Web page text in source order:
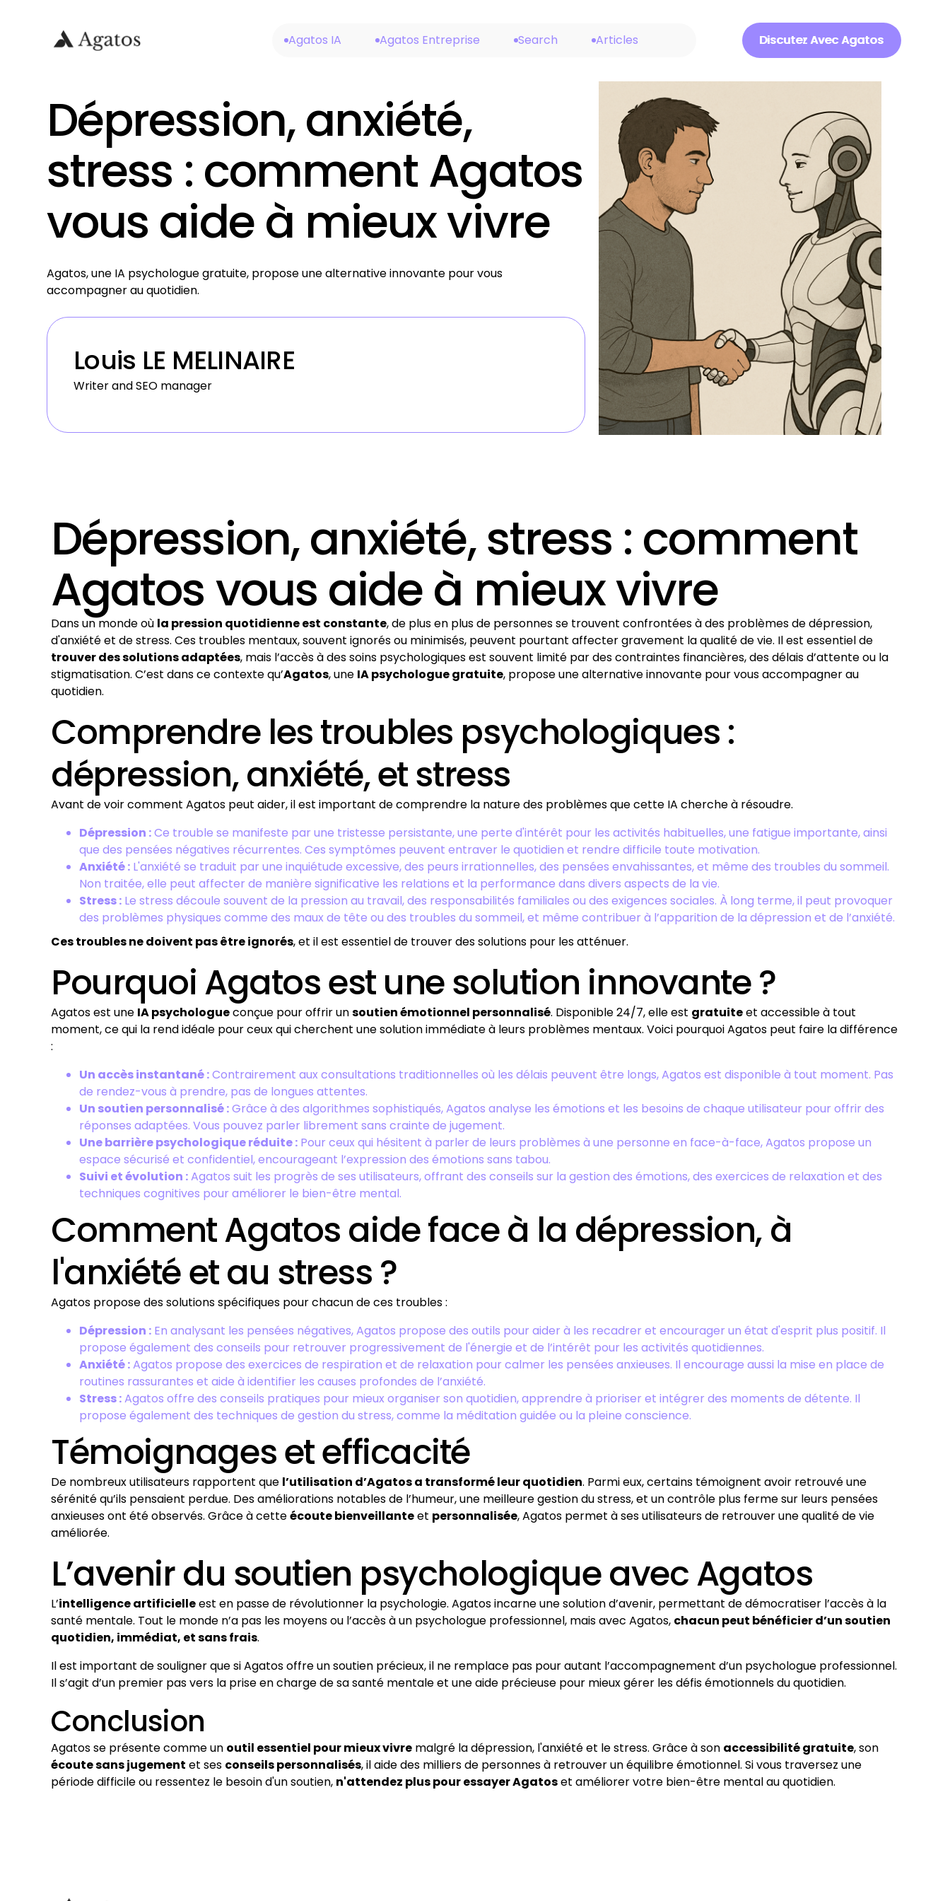
Agatos IA Agatos Entreprise Search Articles Discutez Avec Agatos
Discuter Avec Agatos
Dépression, anxiété,
stress : comment Agatos
vous aide à mieux vivre
Agatos, une IA psychologue gratuite, propose une alternative innovante pour vous
accompagner au quotidien.
Louis LE MELINAIRE
Writer and SEO manager
Dépression, anxiété, stress : comment
Agatos vous aide à mieux vivre
Dans un monde où la pression quotidienne est constante, de plus en plus de personnes se trouvent confrontées à des problèmes de dépression,
d'anxiété et de stress. Ces troubles mentaux, souvent ignorés ou minimisés, peuvent pourtant affecter gravement la qualité de vie. Il est essentiel de
trouver des solutions adaptées, mais l’accès à des soins psychologiques est souvent limité par des contraintes financières, des délais d’attente ou la
stigmatisation. C’est dans ce contexte qu’Agatos, une IA psychologue gratuite, propose une alternative innovante pour vous accompagner au
quotidien.
Comprendre les troubles psychologiques :
dépression, anxiété, et stress
Avant de voir comment Agatos peut aider, il est important de comprendre la nature des problèmes que cette IA cherche à résoudre.
Dépression :Ce trouble se manifeste par une tristesse persistante, une perte d'intérêt pour les activités habituelles, une fatigue importante, ainsi
que des pensées négatives récurrentes. Ces symptômes peuvent entraver le quotidien et rendre difficile toute motivation.
Anxiété : L'anxiété se traduit par une inquiétude excessive, des peurs irrationnelles, des pensées envahissantes, et même des troubles du sommeil.
Non traitée, elle peut affecter de manière significative les relations et la performance dans divers aspects de la vie.
Stress : Le stress découle souvent de la pression au travail, des responsabilités familiales ou des exigences sociales. À long terme, il peut provoquer
des problèmes physiques comme des maux de tête ou des troubles du sommeil, et même contribuer à l’apparition de la dépression et de l’anxiété.
Ces troubles ne doivent pas être ignorés, et il est essentiel de trouver des solutions pour les atténuer.
Pourquoi Agatos est une solution innovante ?
Agatos est une IA psychologueconçue pour offrir unsoutien émotionnel personnalisé. Disponible 24/7, elle est gratuiteet accessible à tout
moment, ce qui la rend idéale pour ceux qui cherchent une solution immédiate à leurs problèmes mentaux. Voici pourquoi Agatos peut faire la différence
:
Un accès instantané :Contrairement aux consultations traditionnelles où les délais peuvent être longs, Agatos est disponible à tout moment. Pas
de rendez-vous à prendre, pas de longues attentes.
Un soutien personnalisé :Grâce à des algorithmes sophistiqués, Agatos analyse les émotions et les besoins de chaque utilisateur pour offrir des
réponses adaptées. Vous pouvez parler librement sans crainte de jugement.
Une barrière psychologique réduite : Pour ceux qui hésitent à parler de leurs problèmes à une personne en face-à-face, Agatos propose un
espace sécurisé et confidentiel, encourageant l’expression des émotions sans tabou.
Suivi et évolution :Agatos suit les progrès de ses utilisateurs, offrant des conseils sur la gestion des émotions, des exercices de relaxation et des
techniques cognitives pour améliorer le bien-être mental.
Comment Agatos aide face à la dépression, à
l'anxiété et au stress ?
Agatos propose des solutions spécifiques pour chacun de ces troubles :
Dépression : En analysant les pensées négatives, Agatos propose des outils pour aider à les recadrer et encourager un état d'esprit plus positif. Il
propose également des conseils pour retrouver progressivement de l'énergie et de l’intérêt pour les activités quotidiennes.
Anxiété :Agatos propose des exercices de respiration et de relaxation pour calmer les pensées anxieuses. Il encourage aussi la mise en place de
routines rassurantes et aide à identifier les causes profondes de l’anxiété.
Stress :Agatos offre des conseils pratiques pour mieux organiser son quotidien, apprendre à prioriser et intégrer des moments de détente. Il
propose également des techniques de gestion du stress, comme la méditation guidée ou la pleine conscience.
Témoignages et efficacité
De nombreux utilisateurs rapportent que l’utilisation d’Agatos a transformé leur quotidien. Parmi eux, certains témoignent avoir retrouvé une
sérénité qu’ils pensaient perdue. Des améliorations notables de l’humeur, une meilleure gestion du stress, et un contrôle plus ferme sur leurs pensées
anxieuses ont été observés. Grâce à cetteécoute bienveillanteet personnalisée, Agatos permet à ses utilisateurs de retrouver une qualité de vie
améliorée.
L’avenir du soutien psychologique avec Agatos
L’intelligence artificielleest en passe de révolutionner la psychologie. Agatos incarne une solution d’avenir, permettant de démocratiser l’accès à la
santé mentale. Tout le monde n’a pas les moyens ou l’accès à un psychologue professionnel, mais avec Agatos, chacun peut bénéficier d’un soutien
quotidien, immédiat, et sans frais.
Il est important de souligner que si Agatos offre un soutien précieux, il ne remplace pas pour autant l’accompagnement d’un psychologue professionnel.
Il s’agit d’un premier pas vers la prise en charge de sa santé mentale et une aide précieuse pour mieux gérer les défis émotionnels du quotidien.
Conclusion
Agatos se présente comme un outil essentiel pour mieux vivre malgré la dépression, l'anxiété et le stress. Grâce à son accessibilité gratuite, son
écoute sans jugement et ses conseils personnalisés, il aide des milliers de personnes à retrouver un équilibre émotionnel. Si vous traversez une
période difficile ou ressentez le besoin d'un soutien, n'attendez plus pour essayer Agatoset améliorer votre bien-être mental au quotidien.